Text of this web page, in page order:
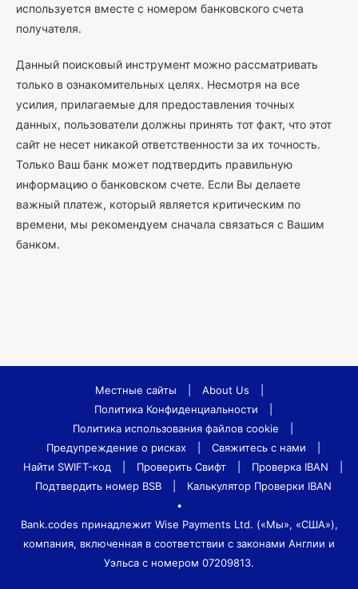
используется вместе с номером банковского счета
получателя.
Данный поисковый инструмент можно рассматривать
только в ознакомительных целях. Несмотря на все
усилия, прилагаемые для предоставления точных
данных, пользователи должны принять тот факт, что этот
сайт не несет никакой ответственности за их точность.
Только Ваш банк может подтвердить правильную
информацию о банковском счете. Если Вы делаете
важный платеж, который является критическим по
времени, мы рекомендуем сначала связаться с Вашим
банком.
Местные сайты About Us
Политика Конфиденциальности
Политика использования файлов cookie
Предупреждение о рисках
Свяжитесь с нами
Найти SWIFT-код
Проверить Свифт Проверка IBAN
Подтвердить номер BSB
Калькулятор Проверки IBAN
•
Bank.codes принадлежит Wise Payments Ltd. («Мы», «США»),
компания, включенная в соответствии с законами Англии и
Уэльса с номером 07209813.